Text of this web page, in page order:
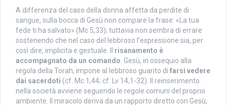
A differenza del caso della donna affetta da perdite di
sangue, sulla bocca di Gesù non compare la frase: «La tua
fede ti ha salvato» (Mc 5,33); tuttavia non sembra di errare
sostenendo che nel caso del lebbroso l’espressione sia, per
così dire, implicita e gestuale. Il risanamento è
accompagnato da un comando . Gesù, in ossequio alla
regola della Torah, impone al lebbroso guarito di farsi vedere
dai sacerdoti (cf. Mc 1,44; cf. Lv 14,1-32). Il reinserimento
nella società avviene seguendo le regole comuni del proprio
ambiente. Il miracolo deriva da un rapporto diretto con Gesù,